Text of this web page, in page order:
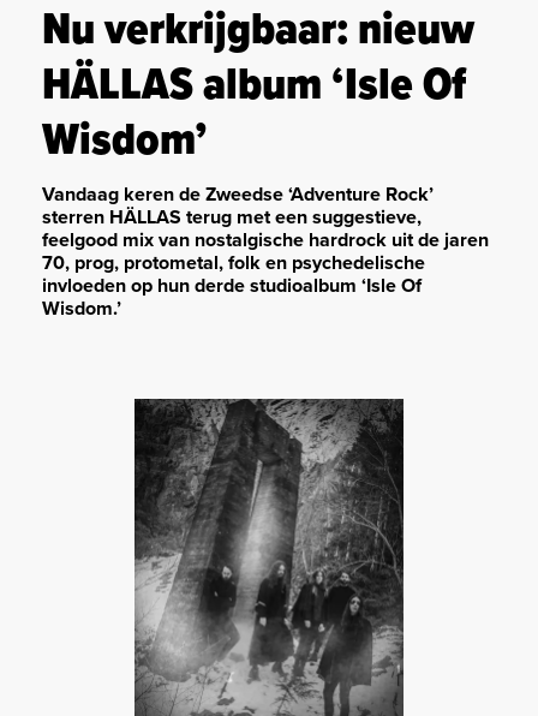
Nu verkrijgbaar: nieuw
HÄLLAS album ‘Isle Of
Wisdom’
Vandaag keren de Zweedse ‘Adventure Rock’
sterren HÄLLAS terug met een suggestieve,
feelgood mix van nostalgische hardrock uit de jaren
70, prog, protometal, folk en psychedelische
invloeden op hun derde studioalbum ‘Isle Of
Wisdom.’